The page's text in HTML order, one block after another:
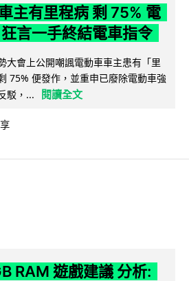
主有里程病 剩 75% 電
言一手終結電車指令
大會上公開嘲諷電動車車主患有「里
75% 便發作，並重申已廢除電動車強
駁，...
閱讀全文
RAM 遊戲建議 分析: